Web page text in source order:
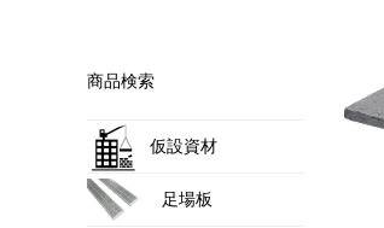
商品検索
仮設資材
足場板